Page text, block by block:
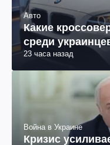
Авто
Какие
среди
23 часа назад
Война в Украине
Кризис